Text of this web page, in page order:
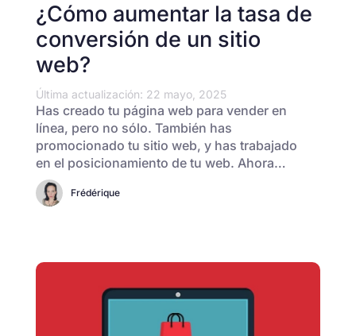
¿Cómo aumentar la tasa de
conversión de un sitio
web?
Última actualización: 22 mayo, 2025
Has creado tu página web para vender en
línea, pero no sólo. También has
promocionado tu sitio web, y has trabajado
en el posicionamiento de tu web. Ahora…
Frédérique